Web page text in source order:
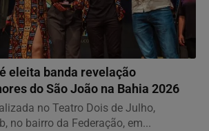
eleita banda revelação
do São João na Bahia 2026
no Teatro Dois de Julho,
no bairro da Federação, em...